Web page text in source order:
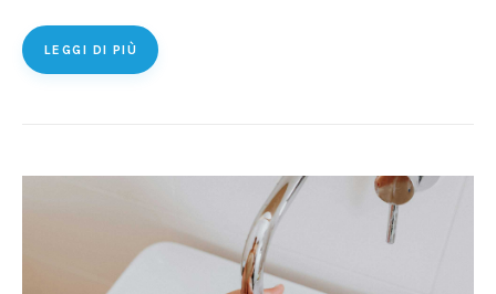
LEGGI DI PIÙ